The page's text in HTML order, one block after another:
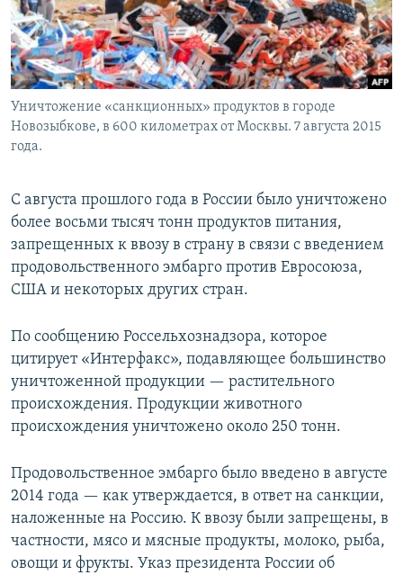
Уничтожение «санкционных» продуктов в городе
Новозыбкове, в 600 километрах от Москвы. 7 августа 2015
года.
С августа прошлого года в России было уничтожено
более восьми тысяч тонн продуктов питания,
запрещенных к ввозу в страну в связи с введением
продовольственного эмбарго против Евросоюза,
США и некоторых других стран.
По сообщению Россельхознадзора, которое
цитирует «Интерфакс», подавляющее большинство
уничтоженной продукции — растительного
происхождения. Продукции животного
происхождения уничтожено около 250 тонн.
Продовольственное эмбарго было введено в августе
2014 года — как утверждается, в ответ на санкции,
наложенные на Россию. К ввозу были запрещены, в
частности, мясо и мясные продукты, молоко, рыба,
овощи и фрукты. Указ президента России об